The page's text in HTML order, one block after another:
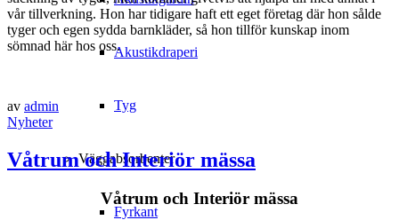
Akustikdraperi
Tyg
Väggabsorbenter
Fyrkant
vår tillverkning. Hon har tidigare haft ett eget företag där hon sålde
tyger och egen sydda barnkläder, så hon tillför kunskap inom
sömnad här hos oss.
av admin
Nyheter
Våtrum och Interiör mässa
Våtrum och Interiör mässa